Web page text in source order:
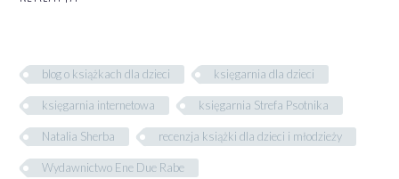
blog o książkach dla dzieci księgarnia dla dzieci
księgarnia internetowa księgarnia Strefa Psotnika
Natalia Sherba recenzja książki dla dzieci i młodzieży
Wydawnictwo Ene Due Rabe